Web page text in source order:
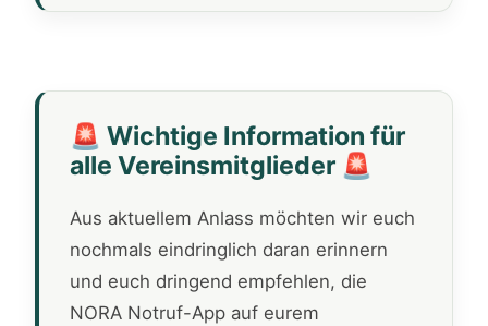
🚨 Wichtige Information für
alle Vereinsmitglieder 🚨
Aus aktuellem Anlass möchten wir euch
nochmals eindringlich daran erinnern
und euch dringend empfehlen, die
NORA Notruf-App auf eurem